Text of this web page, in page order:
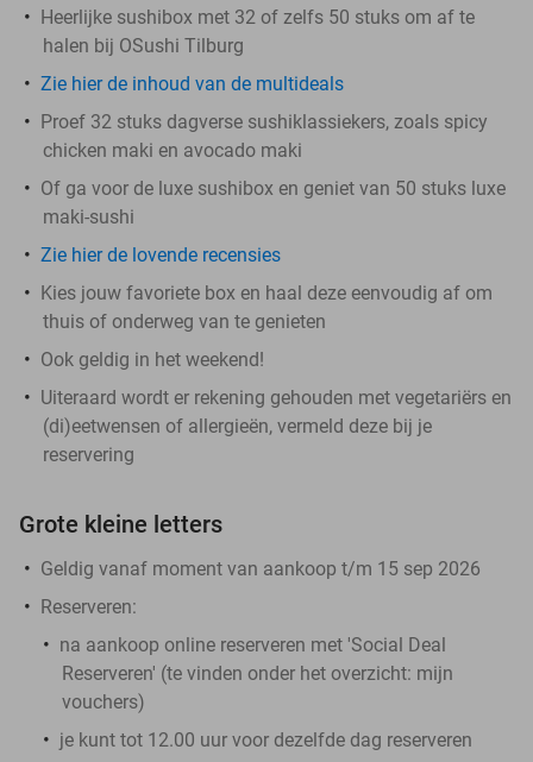
Heerlijke sushibox met 32 of zelfs 50 stuks om af te
halen bij OSushi Tilburg
Zie hier de inhoud van de multideals
Proef 32 stuks dagverse sushiklassiekers, zoals spicy
chicken maki en avocado maki
Of ga voor de luxe sushibox en geniet van 50 stuks luxe
maki-sushi
Zie hier de lovende recensies
Kies jouw favoriete box en haal deze eenvoudig af om
thuis of onderweg van te genieten
Ook geldig in het weekend!
Uiteraard wordt er rekening gehouden met vegetariërs en
(di)eetwensen of allergieën, vermeld deze bij je
reservering
Grote kleine letters
Geldig vanaf moment van aankoop t/m 15 sep 2026
Reserveren:
na aankoop online reserveren met 'Social Deal
Reserveren' (te vinden onder het overzicht: mijn
vouchers)
je kunt tot 12.00 uur voor dezelfde dag reserveren